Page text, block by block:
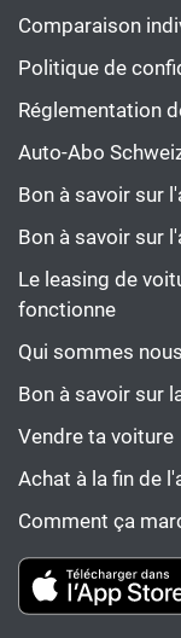
Comparaison
Politique de
Réglementation
Auto-Abo
Bon à savoir sur
Bon à savoir sur
Le leasing de
fonctionne
Qui sommes
Bon à savoir sur
Vendre ta voiture
Achat à la fin de
Comment ça